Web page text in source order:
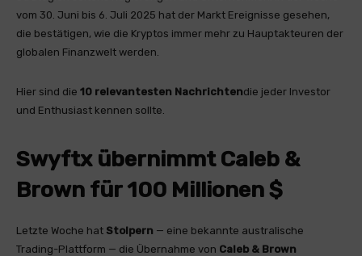
vom 30. Juni bis 6. Juli 2025 hat der Markt Ereignisse gesehen,
die bestätigen, wie die Kryptos immer mehr zu Hauptakteuren der
globalen Finanzwelt werden.
Hier sind die 10 relevantesten Nachrichtendie jeder Investor
und Enthusiast kennen sollte.
Swyftx übernimmt Caleb &
Brown für 100 Millionen $
Letzte Woche hat Stolpern — eine bekannte australische
Trading-Plattform — die Übernahme von Caleb & Brown